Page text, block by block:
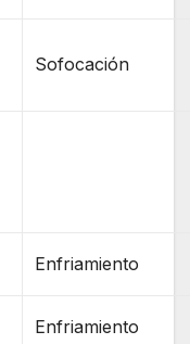
Sofocación
Enfriamiento
Enfriamiento